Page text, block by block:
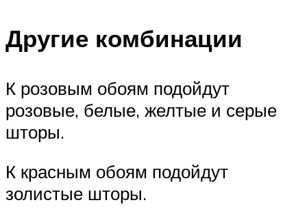
Другие комбинации
К розовым обоям подойдут
розовые, белые, желтые и серые
шторы.
К красным обоям подойдут
золистые шторы.